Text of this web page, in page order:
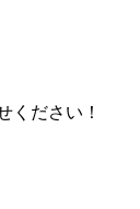
ください！